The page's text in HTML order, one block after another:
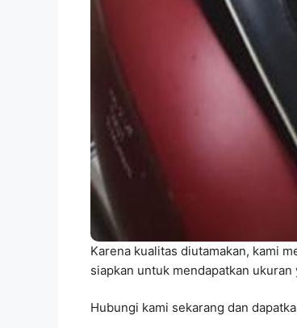
Karena kualitas diutamakan, kami
siapkan untuk mendapatkan ukuran
Hubungi kami sekarang dan